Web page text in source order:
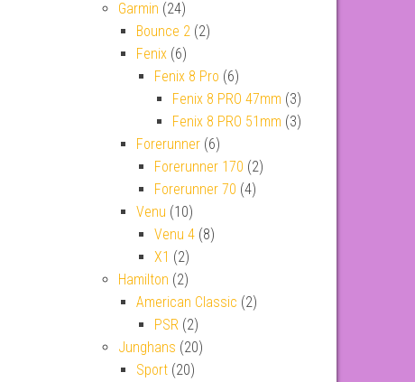
Garmin (24)
Bounce 2 (2)
Fenix (6)
Fenix 8 Pro (6)
Fenix 8 PRO 47mm (3)
Fenix 8 PRO 51mm (3)
Forerunner (6)
Forerunner 170 (2)
Forerunner 70 (4)
Venu (10)
Venu 4 (8)
X1 (2)
Hamilton (2)
American Classic (2)
PSR (2)
Junghans (20)
Sport (20)